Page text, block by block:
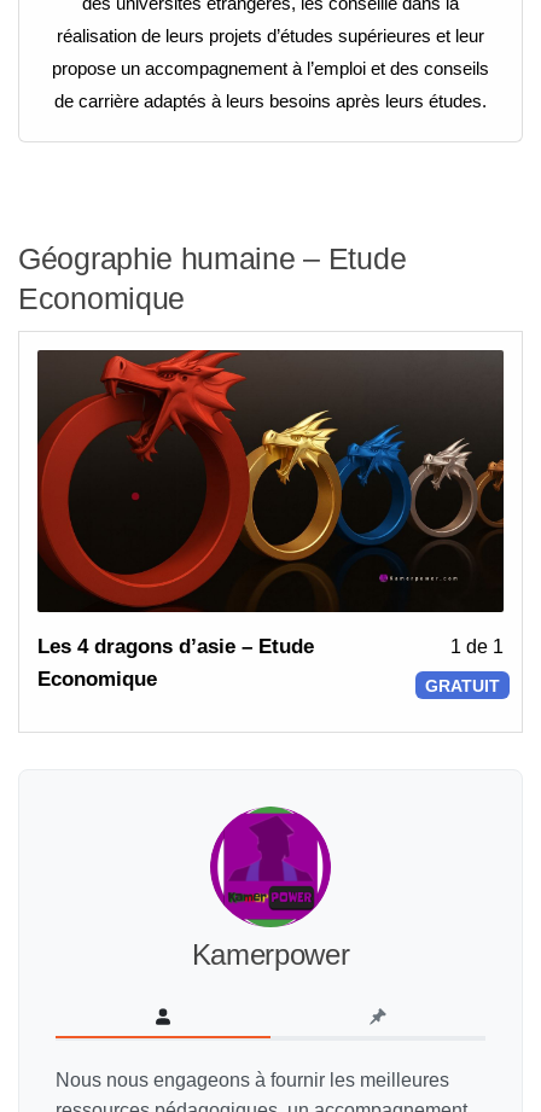
réalisation de leurs projets d’études supérieures et leur
propose un accompagnement à l’emploi et des conseils
de carrière adaptés à leurs besoins après leurs études.
Géographie humaine – Etude
Economique
1 de 1
GRATUIT
Les 4 dragons d’asie – Etude
Economique
1
Kamerpower
Nous nous engageons à fournir les meilleures